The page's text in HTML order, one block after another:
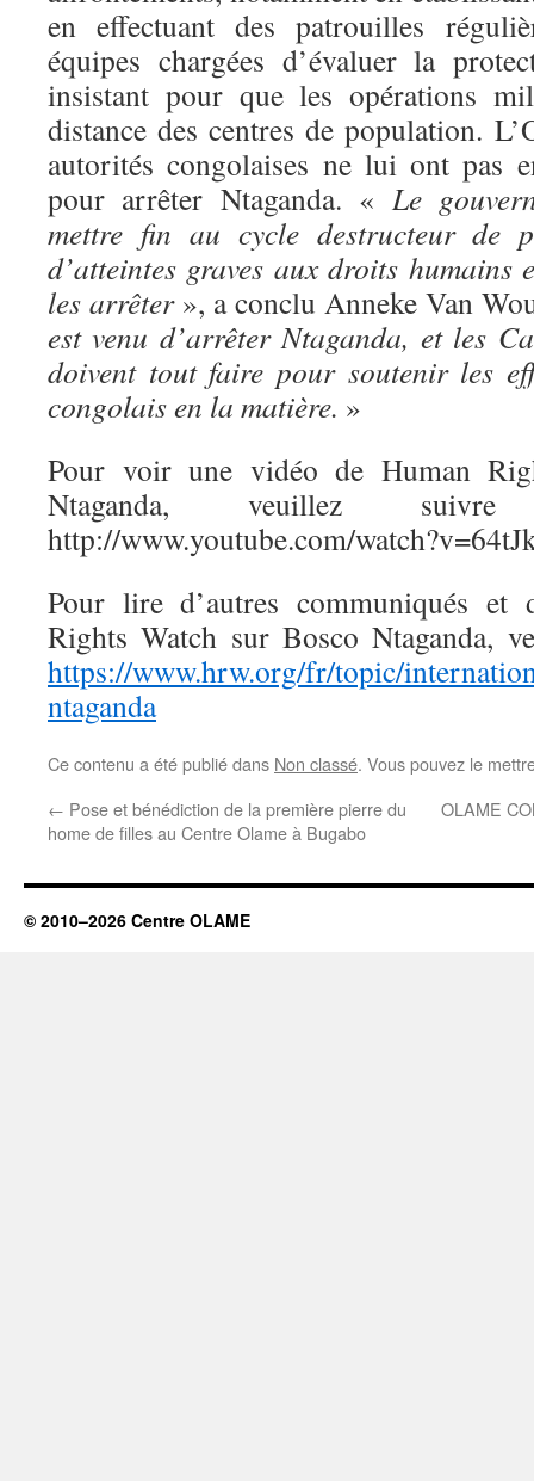
en effectuant des patrouilles
équipes chargées d’évaluer la
insistant pour que les opérations
distance des centres de population.
autorités congolaises ne lui ont pas
pour arrêter Ntaganda. « Le
mettre fin au cycle destructeur de
d’atteintes graves aux droits
les arrêter», a conclu Anneke Van
est venu d’arrêter Ntaganda, et les
doivent tout faire pour soutenir les
congolais en la matière. »
Pour voir une vidéo de Human
Ntaganda, veuillez
http://www.youtube.com/
Pour lire d’autres communiqués et
Rights Watch sur Bosco Ntaganda,
https://www.hrw.org/fr/topic/
ntaganda
Ce contenu a été publié dans Non classé. Vous pouvez le
← Pose et bénédiction de la première pierre du
home de filles au Centre Olame à Bugabo
OLAME
© 2010–2026 Centre OLAME